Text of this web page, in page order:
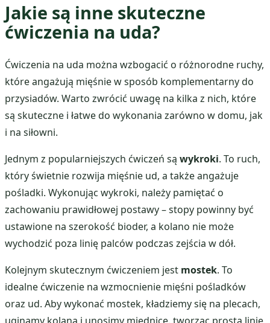
Jakie są inne skuteczne
ćwiczenia na uda?
Ćwiczenia na uda można wzbogacić o różnorodne ruchy,
które angażują mięśnie w sposób komplementarny do
przysiadów. Warto zwrócić uwagę na kilka z nich, które
są skuteczne i łatwe do wykonania zarówno w domu, jak
i na siłowni.
Jednym z popularniejszych ćwiczeń są wykroki. To ruch,
który świetnie rozwija mięśnie ud, a także angażuje
pośladki. Wykonując wykroki, należy pamiętać o
zachowaniu prawidłowej postawy – stopy powinny być
ustawione na szerokość bioder, a kolano nie może
wychodzić poza linię palców podczas zejścia w dół.
Kolejnym skutecznym ćwiczeniem jest mostek. To
idealne ćwiczenie na wzmocnienie mięśni pośladków
oraz ud. Aby wykonać mostek, kładziemy się na plecach,